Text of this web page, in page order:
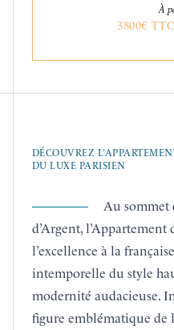
À
3800€
DÉCOUVREZ
DU LUXE PARISIEN
Au sommet
d’Argent, l’Appartement
l’excellence à la
intemporelle du style
modernité audacieuse.
figure emblématique de